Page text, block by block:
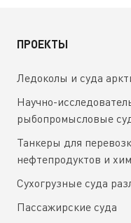
ПРОЕКТЫ
Ледоколы и суда
Научно-
рыбопромысловые
Танкеры для
нефтепродуктов и
Сухогрузные суда
Пассажирские суда